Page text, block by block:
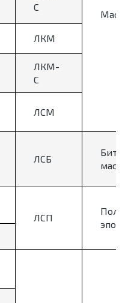
С
ЛКМ
ЛКМ-
С
ЛСМ
ЛСБ
ЛСП